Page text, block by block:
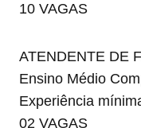
10 VAGAS
ATENDENTE DE
Ensino Médio
Experiência
02 VAGAS